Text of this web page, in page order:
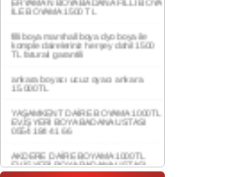
filli boya marshall boya dyo boya ile
komple daireleriniz herşey dahil 1500
ankara boyacı ucuz oyacı ankara
15.000TL
YAŞAMKENT DAİRE BOYAMA 1000TL
EV,İŞYERİ BOYA BADANA USTASI
AKDERE DAİRE BOYAMA 1000TL
EV,İŞYERİ BOYA BADANA USTASI
CEBECİ DAİRE BOYAMA 1000TL